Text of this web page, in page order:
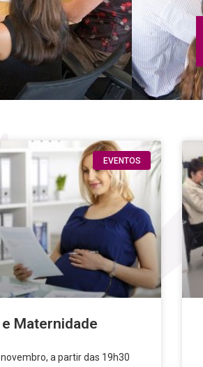
EVENTOS
Maternidade
novembro, a partir das 19h30